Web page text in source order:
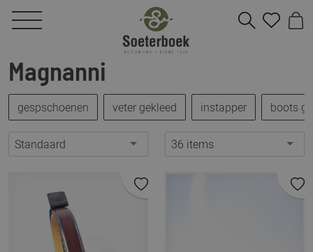
Magnanni
gespschoenen veter gekleed instapper boots
Standaard 36 items